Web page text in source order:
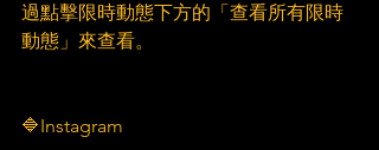
過點擊限時動態下方的「查看所有限時
動態」來查看。
🔷Instagram